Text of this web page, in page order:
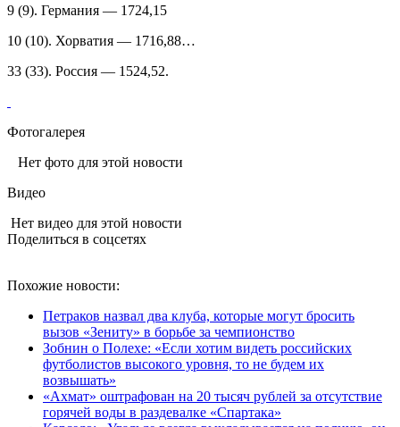
9 (9). Германия — 1724,15
10 (10). Хорватия — 1716,88…
33 (33). Россия — 1524,52.
Фотогалерея
Нет фото для этой новости
Видео
Нет видео для этой новости
Поделиться в соцсетях
Похожие новости:
Петраков назвал два клуба, которые могут бросить
вызов «Зениту» в борьбе за чемпионство
Зобнин о Полехе: «Если хотим видеть российских
футболистов высокого уровня, то не будем их
возвышать»
«Ахмат» оштрафован на 20 тысяч рублей за отсутствие
горячей воды в раздевалке «Спартака»